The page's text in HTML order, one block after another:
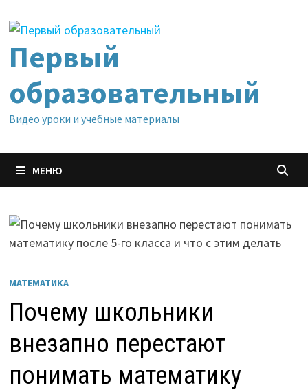
содержимому
Первый
образовательный
Видео уроки и учебные материалы
МЕНЮ
МАТЕМАТИКА
Почему школьники
внезапно перестают
понимать математику